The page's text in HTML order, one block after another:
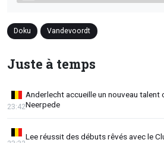
Doku Vandevoordt
Juste à temps
Anderlecht accueille un nouveau talent
Neerpede
23:42
Lee réussit des débuts rêvés avec le